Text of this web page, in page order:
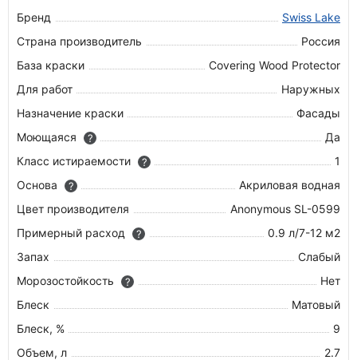
Бренд
Swiss Lake
Страна производитель
Россия
База краски
Covering Wood Protector
Для работ
Наружных
Назначение краски
Фасады
Моющаяся
?
Да
Класс истираемости
?
1
Основа
?
Акриловая водная
Цвет производителя
Anonymous SL-0599
Примерный расход
?
0.9 л/7-12 м2
Запах
Слабый
Морозостойкость
?
Нет
Блеск
Матовый
Блеск, %
9
Объем, л
2.7